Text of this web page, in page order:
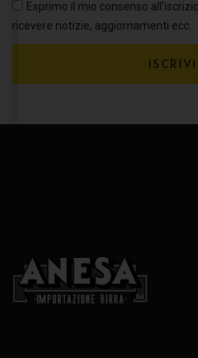
Esprimo il mio consenso
ricevere notizie, aggiornamenti ecc.